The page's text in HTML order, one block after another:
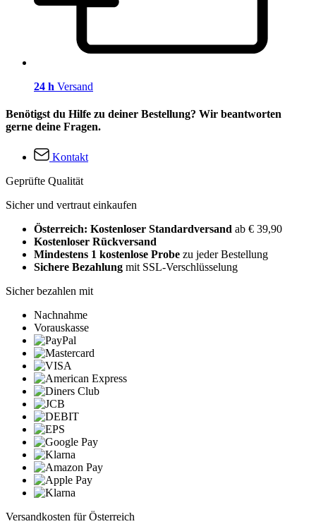
24 h Versand
Benötigst du Hilfe zu deiner Bestellung? Wir beantworten
gerne deine Fragen.
Kontakt
Geprüfte Qualität
Sicher und vertraut einkaufen
Österreich: Kostenloser Standardversand ab € 39,90
Kostenloser Rückversand
Mindestens 1 kostenlose Probe zu jeder Bestellung
Sichere Bezahlung mit SSL-Verschlüsselung
Sicher bezahlen mit
Nachnahme
Vorauskasse
Versandkosten für Österreich